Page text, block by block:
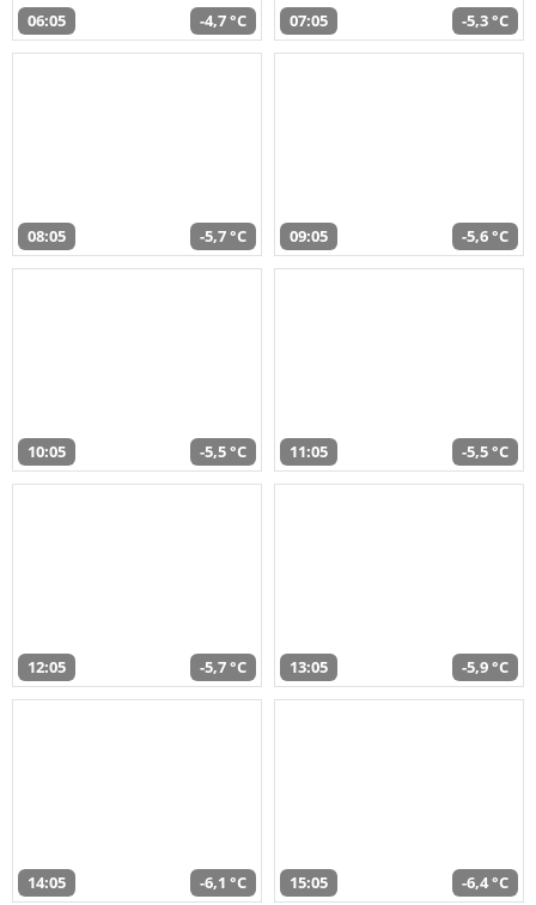
06:05 -4,7 °C 07:05 -5,3 °C
08:05 -5,7 °C 09:05 -5,6 °C
10:05 -5,5 °C 11:05 -5,5 °C
12:05 -5,7 °C 13:05 -5,9 °C
14:05 -6,1 °C 15:05 -6,4 °C